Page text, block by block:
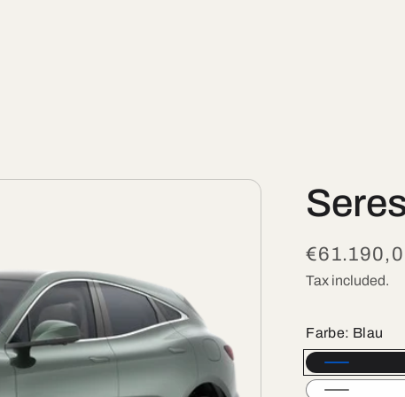
Regular
price
Tax included.
Farbe: Blau